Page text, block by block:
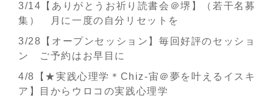
3/14【ありがとうお祈り読書会＠堺】（若干名募
集） 月に一度の自分リセットを
3/28【オープンセッション】毎回好評のセッショ
ン ご予約はお早目に
4/8【★実践心理学＊Chiz-宙＠夢を叶えるイスキ
ア】目からウロコの実践心理学